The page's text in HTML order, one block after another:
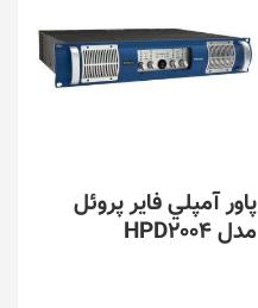
پاور آمپلي فاير پروئل
مدل HPD2004